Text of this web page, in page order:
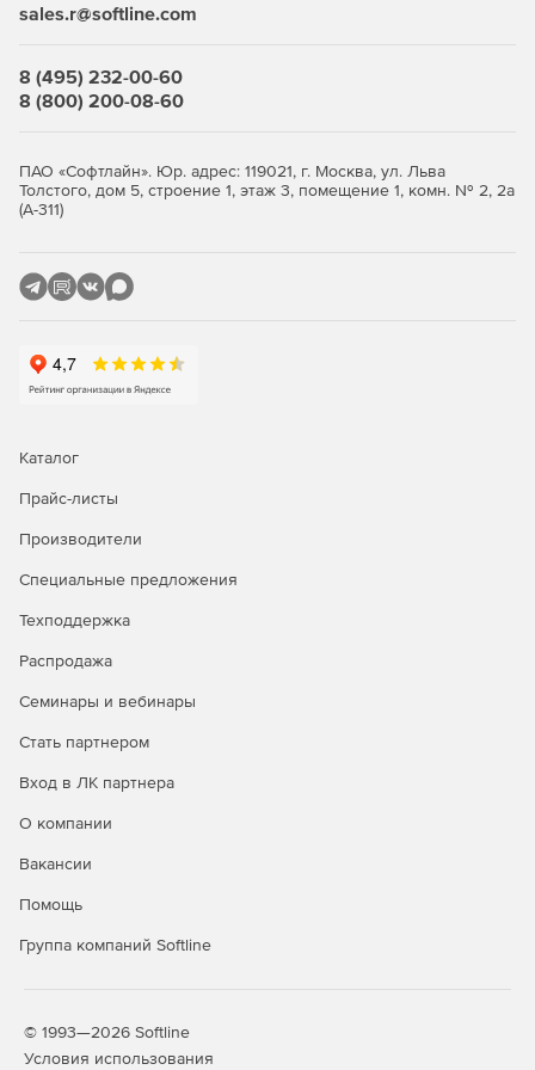
устройствами и серверами.
Bytemon поддерживает следующие протоколы и
методы сбора данных ресурсов:
Программа может собирать данные со всех видов
устройств, поддерживающих SNMP версий 1, 2 и 3.
окружающей среды, емкости диска и т.п. В процессе
мониторинга Bytemon учитывает изменение индексов
Захват пакетов предназначен для анализа пакетных
сетевых интерфейсов компьютера. Это обеспечивает
использует соответствующую отраслевым стандартам
библиотеку WinPcap.
Инструментарий управления Windows (WMI).
сведений о производительности операционных
через SNMP, образцы запросов WMI выводятся в
более короткие временные интервалы и
времени.
помещать числовые данные из произвольных
формировать из импортированной информации
sales.r@softline.com
8 (495) 232-00-60
8 (800) 200-08-60
ПАО «Софтлайн». Юр. адрес: 119021, г. Москва, ул. Льва
Толстого, дом 5, строение 1, этаж 3, помещение 1, комн. № 2, 2а
(А-311)
Каталог
Прайс-листы
Производители
Специальные предложения
Техподдержка
Распродажа
Семинары и вебинары
Стать партнером
Вход в ЛК партнера
О компании
Вакансии
Помощь
Группа компаний Softline
© 1993—2026 Softline
Условия использования